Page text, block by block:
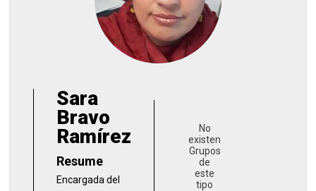
Sara
Bravo
Ramírez
Resume
Encargada del
No
existen
Grupos
de
este
tipo